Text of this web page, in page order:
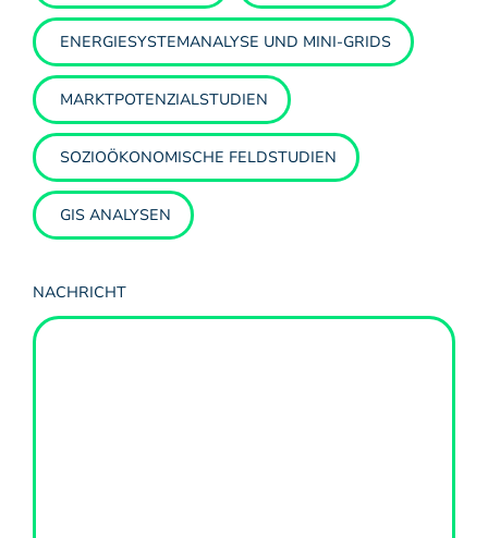
ENERGIESYSTEMANALYSE UND MINI-GRIDS
MARKTPOTENZIALSTUDIEN
SOZIOÖKONOMISCHE FELDSTUDIEN
GIS ANALYSEN
NACHRICHT